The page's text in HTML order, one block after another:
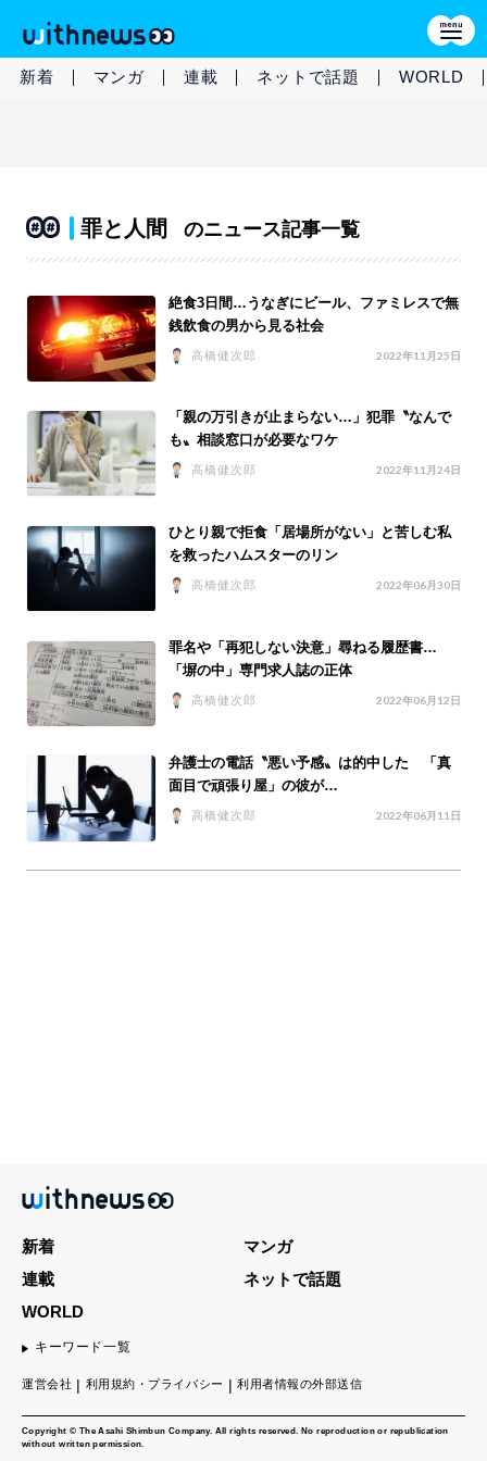
新着 マンガ 連載 ネットで話題 WORLD
罪と人間 のニュース記事一覧
絶食3日間…うなぎにビール、ファミレスで無
銭飲食の男から見る社会
高橋健次郎 2022年11月25日
「親の万引きが止まらない…」犯罪〝なんで
も〟相談窓口が必要なワケ
高橋健次郎 2022年11月24日
ひとり親で拒食「居場所がない」と苦しむ私
を救ったハムスターのリン
高橋健次郎 2022年06月30日
罪名や「再犯しない決意」尋ねる履歴書…
「塀の中」専門求人誌の正体
高橋健次郎 2022年06月12日
弁護士の電話〝悪い予感〟は的中した 「真
面目で頑張り屋」の彼が…
高橋健次郎 2022年06月11日
Copyright © The Asahi Shimbun Company. All rights reserved. No reproduction or republication
without written permission.
新着
マンガ
連載
ネットで話題
WORLD
キーワード一覧
運営会社 利用規約・プライバシー 利用者情報の外部送信